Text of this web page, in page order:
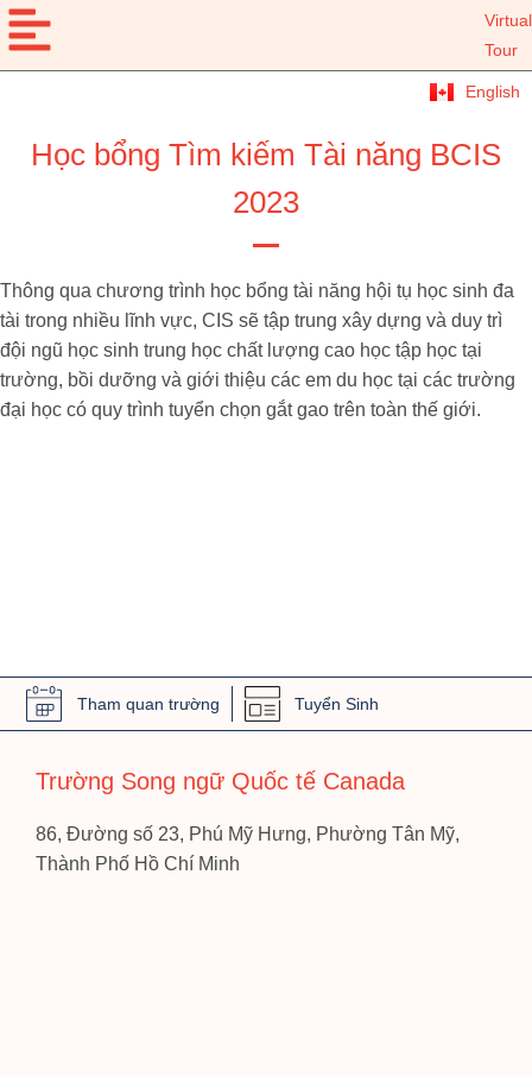
Virtual
Tour
Học bổng Tìm kiếm Tài năng BCIS
2023
English
Thông qua chương trình học bổng tài năng hội tụ học sinh đa
tài trong nhiều lĩnh vực, CIS sẽ tập trung xây dựng và duy trì
đội ngũ học sinh trung học chất lượng cao học tập học tại
trường, bồi dưỡng và giới thiệu các em du học tại các trường
đại học có quy trình tuyển chọn gắt gao trên toàn thế giới.
Tham quan trường Tuyển Sinh
Trường Song ngữ Quốc tế Canada
86, Đường số 23, Phú Mỹ Hưng, Phường Tân Mỹ,
Thành Phố Hồ Chí Minh